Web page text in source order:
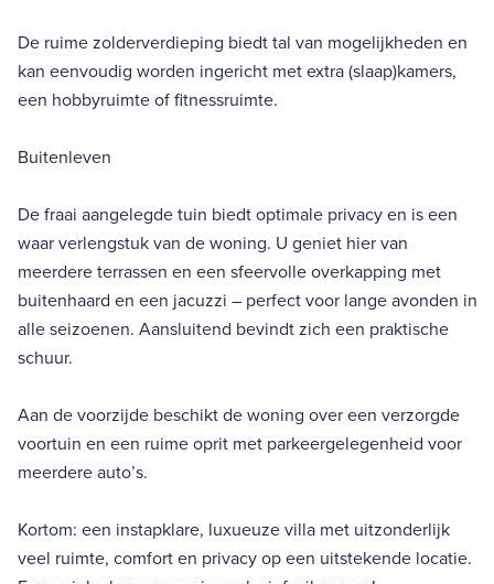
De ruime zolderverdieping biedt tal van mogelijkheden en
kan eenvoudig worden ingericht met extra (slaap)kamers,
een hobbyruimte of fitnessruimte.
Buitenleven
De fraai aangelegde tuin biedt optimale privacy en is een
waar verlengstuk van de woning. U geniet hier van
meerdere terrassen en een sfeervolle overkapping met
buitenhaard en een jacuzzi – perfect voor lange avonden in
alle seizoenen. Aansluitend bevindt zich een praktische
schuur.
Aan de voorzijde beschikt de woning over een verzorgde
voortuin en een ruime oprit met parkeergelegenheid voor
meerdere auto’s.
Kortom: een instapklare, luxueuze villa met uitzonderlijk
veel ruimte, comfort en privacy op een uitstekende locatie.